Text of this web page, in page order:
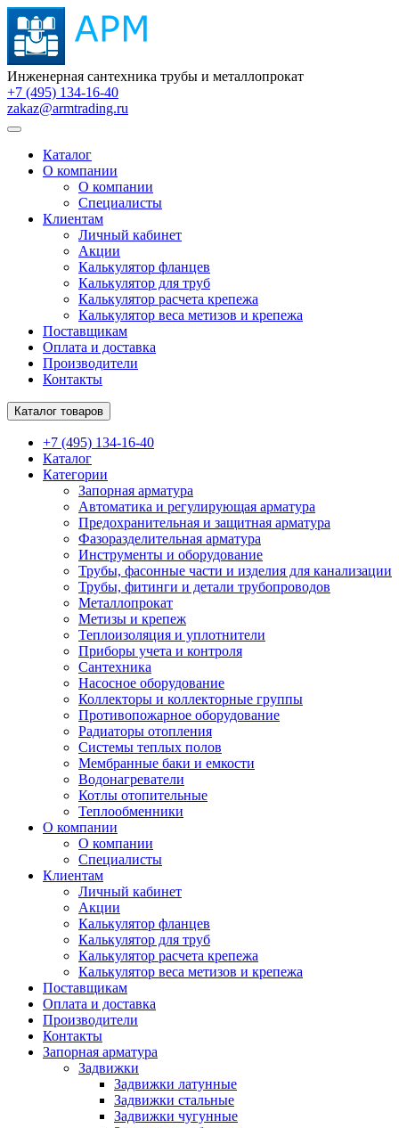
Инженерная сантехника трубы и металлопрокат
+7 (495) 134-16-40
zakaz@armtrading.ru
Каталог
О компании
О компании
Специалисты
Клиентам
Личный кабинет
Акции
Калькулятор фланцев
Калькулятор для труб
Калькулятор расчета крепежа
Калькулятор веса метизов и крепежа
Поставщикам
Оплата и доставка
Производители
Контакты
Каталог товаров
+7 (495) 134-16-40
Каталог
Категории
Запорная арматура
Автоматика и регулирующая арматура
Предохранительная и защитная арматура
Фазоразделительная арматура
Инструменты и оборудование
Трубы, фасонные части и изделия для канализации
Трубы, фитинги и детали трубопроводов
Металлопрокат
Метизы и крепеж
Теплоизоляция и уплотнители
Приборы учета и контроля
Сантехника
Насосное оборудование
Коллекторы и коллекторные группы
Противопожарное оборудование
Радиаторы отопления
Системы теплых полов
Мембранные баки и емкости
Водонагреватели
Котлы отопительные
Теплообменники
О компании
О компании
Специалисты
Клиентам
Личный кабинет
Акции
Калькулятор фланцев
Калькулятор для труб
Калькулятор расчета крепежа
Калькулятор веса метизов и крепежа
Поставщикам
Оплата и доставка
Производители
Контакты
Запорная арматура
Задвижки
Задвижки латунные
Задвижки стальные
Задвижки чугунные